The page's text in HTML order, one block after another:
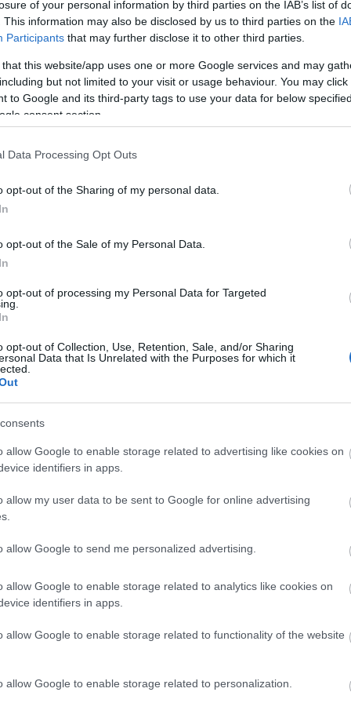
of your personal information by third parties on the IAB’s list of
This information may also be disclosed by us to third parties on the
Participants that may further disclose it to other third parties.
that this website/app uses one or more Google services and may
but not limited to your visit or usage behaviour. You may
to Google and its third-party tags to use your data for below
consent section.
Data Processing Opt Outs
opt-out of the Sharing of my personal data.
opt-out of the Sale of my Personal Data.
opt-out of processing my Personal Data for Targeted
opt-out of Collection, Use, Retention, Sale, and/or Sharing
Data that Is Unrelated with the Purposes for which it
allow Google to enable storage related to advertising like cookies on
identifiers in apps.
allow my user data to be sent to Google for online advertising
allow Google to send me personalized advertising.
allow Google to enable storage related to analytics like cookies on
identifiers in apps.
allow Google to enable storage related to functionality of the website
allow Google to enable storage related to personalization.
48 χρόνια παρουσίας – το Φεστιβάλ Αισχύλεια, μία
της χώρας μας και ένας από τους
το ραντεβού του και επιστρέφει για μια ακόμη χρονιά
την Κυριακή 28 Αυγούστου έως και τη Δευτέρα 31
συνέντευξη Τύπου για την ανακοίνωση του
στο καφέ του Μουσείου Γουλανδρή στο
περιμέναμε με ανυπομονησία να μάθουμε τι
Ακόμη μεγαλύτερη προσμονή φέτος, που η
και η αλληλοϋποστήριξη των φορέων εν
Ελευσίνα 2023 δημιουργούν τις πιο γόνιμες
εικαστική εγκατάσταση, ένας
της Ελευσίνας, το Φεστιβάλ Αισχύλεια 2022, τελεί
Ελληνικού Οργανισμού Τουρισμού και βρίσκεται σε
κάθε λόγο στο φιλότεχνο κοινό – εντός και εκτός
την Ελευσίνα, για να παρακολουθήσει θεατρικές
μιας συναυλίας και να «πάει σινεμά» πλάι στη